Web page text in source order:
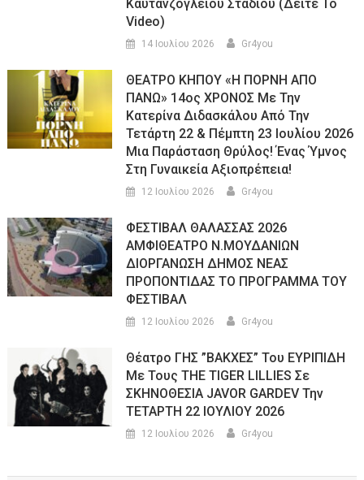
Καυτανζογλείου Σταδίου (Δείτε Το
Video)
14 Ιουλίου 2026 Gr4you
ΘΕΑΤΡΟ ΚΗΠΟΥ «Η ΠΟΡΝΗ ΑΠΟ
ΠΑΝΩ» 14ος ΧΡΟΝΟΣ Με Την
Κατερίνα Διδασκάλου Από Την
Τετάρτη 22 & Πέμπτη 23 Ιουλίου 2026
Μια Παράσταση Θρύλος! Ένας Ύμνος
Στη Γυναικεία Αξιοπρέπεια!
12 Ιουλίου 2026 Gr4you
ΦΕΣΤΙΒΑΛ ΘΑΛΑΣΣΑΣ 2026
ΑΜΦΙΘΕΑΤΡΟ Ν.ΜΟΥΔΑΝΙΩΝ
ΔΙΟΡΓΑΝΩΣΗ ΔΗΜΟΣ ΝΕΑΣ
ΠΡΟΠΟΝΤΙΔΑΣ ΤΟ ΠΡΟΓΡΑΜΜΑ ΤΟΥ
ΦΕΣΤΙΒΑΛ
12 Ιουλίου 2026 Gr4you
Θέατρο ΓΗΣ ”ΒΑΚΧΕΣ” Του ΕΥΡΙΠΙΔΗ
Με Τους THE TIGER LILLIES Σε
ΣΚΗΝΟΘΕΣΙΑ JAVOR GARDEV Την
ΤΕΤΑΡΤΗ 22 ΙΟΥΛΙΟΥ 2026
12 Ιουλίου 2026 Gr4you